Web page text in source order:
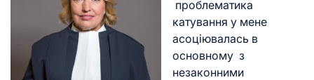
проблематика
катування у мене
асоціювалась в
основному з
незаконними